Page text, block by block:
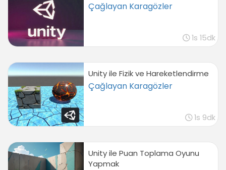
Çağlayan Karagözler
1s 15dk
Unity ile Fizik ve Hareketlendirme
Çağlayan Karagözler
1s 9dk
Unity ile Puan Toplama Oyunu
Yapmak